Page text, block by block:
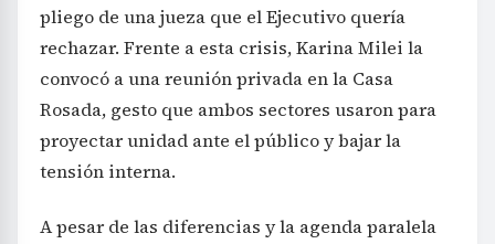
pliego de una jueza que el Ejecutivo quería
rechazar. Frente a esta crisis, Karina Milei la
convocó a una reunión privada en la Casa
Rosada, gesto que ambos sectores usaron para
proyectar unidad ante el público y bajar la
tensión interna.
A pesar de las diferencias y la agenda paralela